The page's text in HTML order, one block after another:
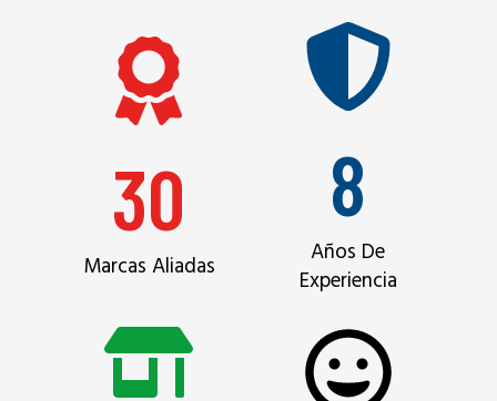
30
Marcas Aliadas
8
Años De
Experiencia